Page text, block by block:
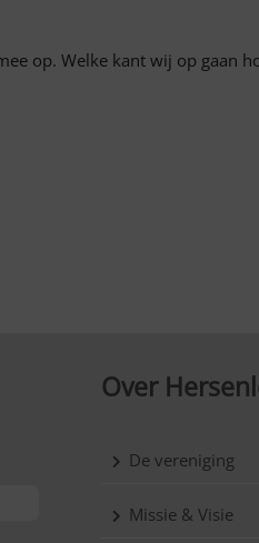
op. Welke kant wij op gaan
Over
De vereniging
Missie & Visie